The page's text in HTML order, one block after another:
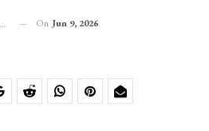
On Jun 9, 2026